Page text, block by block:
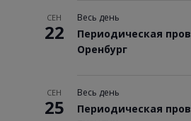
СЕН
22
Весь день
Периодическая
Оренбург
СЕН
25
Весь день
Периодическая